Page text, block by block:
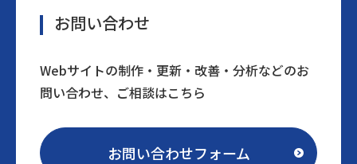
お問い合わせ
Webサイトの制作・更新・改善・分析などのお
問い合わせ、ご相談はこちら
お問い合わせフォーム